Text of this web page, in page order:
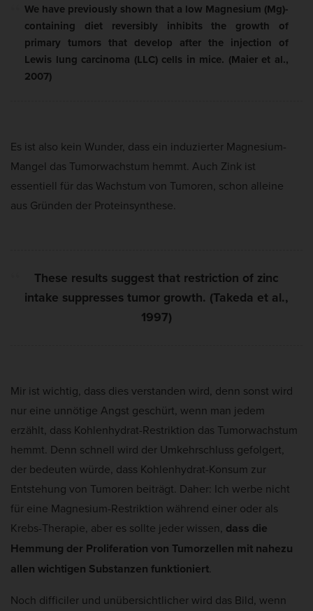
We have previously shown that a low Magnesium (Mg)-
containing diet reversibly inhibits the growth of
primary tumors that develop after the injection of
Lewis lung carcinoma (LLC) cells in mice. (Maier et al.,
2007)
Es ist also kein Wunder, dass ein induzierter Magnesium-
Mangel das Tumorwachstum hemmt. Auch Zink ist
essentiell für das Wachstum von Tumoren, schon alleine
aus Gründen der Proteinsynthese.
These results suggest that restriction of zinc
intake suppresses tumor growth. (Takeda et al.,
1997)
Mir ist wichtig, dass dies verstanden wird, denn sonst wird
nur eine unnötige Angst geschürt, wenn man jedem
erzählt, dass Kohlenhydrat-Restriktion das Tumorwachstum
hemmt. Denn schnell wird der Umkehrschluss gefolgert,
der bedeuten würde, dass Kohlenhydrat-Konsum zur
Entstehung von Tumoren beiträgt. Daher: Ich werbe nicht
für eine Magnesium-Restriktion während einer oder als
Krebs-Therapie, aber es sollte jeder wissen, dass die
Hemmung der Proliferation von Tumorzellen mit nahezu
allen wichtigen Substanzen funktioniert.
Noch difficiler und unübersichtlicher wird das Bild, wenn